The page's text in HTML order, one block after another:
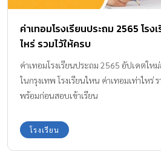
ค่าเทอมโรงเรียนประถม 2565 โรง
ไหร่ รวมไว้ให้ครบ
ค่าเทอมโรงเรียนประถม 2565 อัปเดตให
ในกรุงเทพ โรงเรียนไหน ค่าเทอมเท่าไหร่
พร้อมก่อนสอบเข้าเรียน
โรงเรียน